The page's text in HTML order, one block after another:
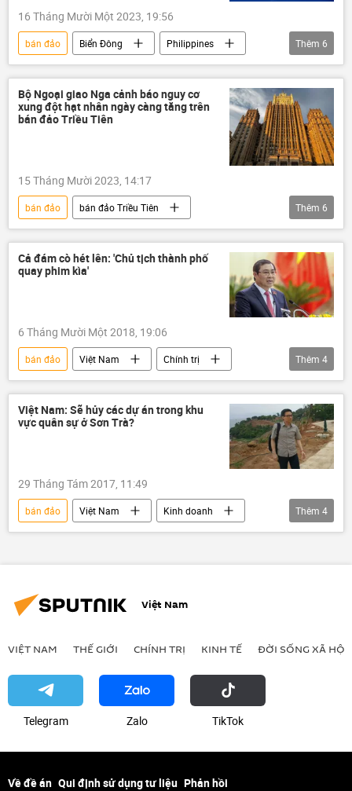
16 Tháng Mười Một 2023, 19:56
bán đảo Biển Đông
Philippines
Báo chí thế giới
Trung Quốc
Quân sự
Thế giới
Trường Sa
Bộ Ngoại giao Philippines
Thêm 6
Bộ Ngoại giao Nga cảnh báo nguy cơ
xung đột hạt nhân ngày càng tăng trên
bán đảo Triều Tiên
15 Tháng Mười 2023, 14:17
bán đảo
bán đảo Triều Tiên
Bắc Triều Tiên
Hàn Quốc
Hoa Kỳ
Nga
Thế giới Bộ Ngoại giao Nga
Thêm 6
Cả đám cò hét lên: 'Chủ tịch thành phố
quay phim kìa'
6 Tháng Mười Một 2018, 19:06
bán đảo Việt Nam
Chính trị
Đà Nẵng
Sơn Trà
Huỳnh Đức Thơ
xe dù
Thêm 4
Việt Nam: Sẽ hủy các dự án trong khu
vực quân sự ở Sơn Trà?
29 Tháng Tám 2017, 11:49
bán đảo Việt Nam
Kinh doanh
Đà Nẵng
Sơn Trà
Vũ Đức Đam
Thêm 4
Việt Nam
VIỆT NAM THẾ GIỚI CHÍNH TRỊ KINH TẾ ĐỜI SỐNG XÃ HỘI
Telegram Zalo ТikТоk
Về đề án Qui định sử dụng tư liệu Phản hồi